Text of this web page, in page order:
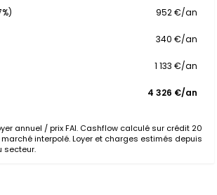
952 €/an
340 €/an
1 133 €/an
4 326 €/an
annuel / prix FAI. Cashflow calculé sur crédit 20
marché interpolé. Loyer et charges estimés depuis
secteur.